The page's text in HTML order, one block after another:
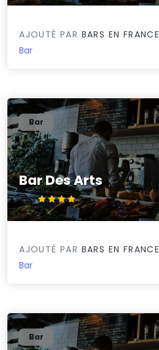
AJOUTÉ PAR BARS EN FRANCE
Bar
Bar Des Arts
4.4/5
Bar
AJOUTÉ PAR BARS EN FRANCE
Bar
Bar